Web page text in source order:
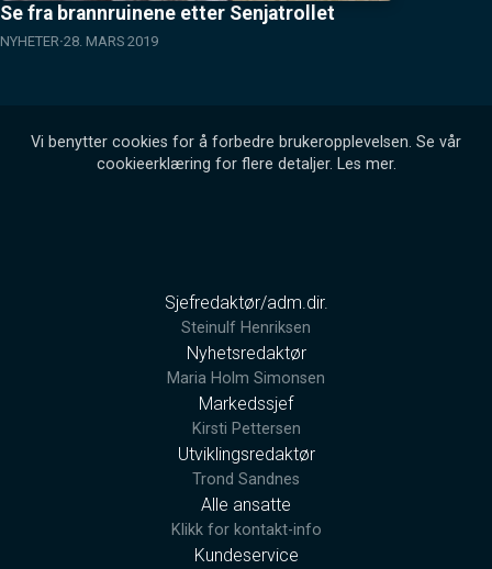
Se fra brannruinene etter Senjatrollet
NYHETER 28. MARS 2019
Vi benytter cookies for å forbedre brukeropplevelsen. Se vår
cookieerklæring for flere detaljer. Les mer.
Sjefredaktør/adm.dir.
Steinulf Henriksen
Nyhetsredaktør
Maria Holm Simonsen
Markedssjef
Kirsti Pettersen
Utviklingsredaktør
Trond Sandnes
Alle ansatte
Klikk for kontakt-info
Kundeservice